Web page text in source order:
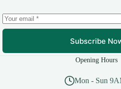
Subscribe
Opening Hours
Mon - Sun